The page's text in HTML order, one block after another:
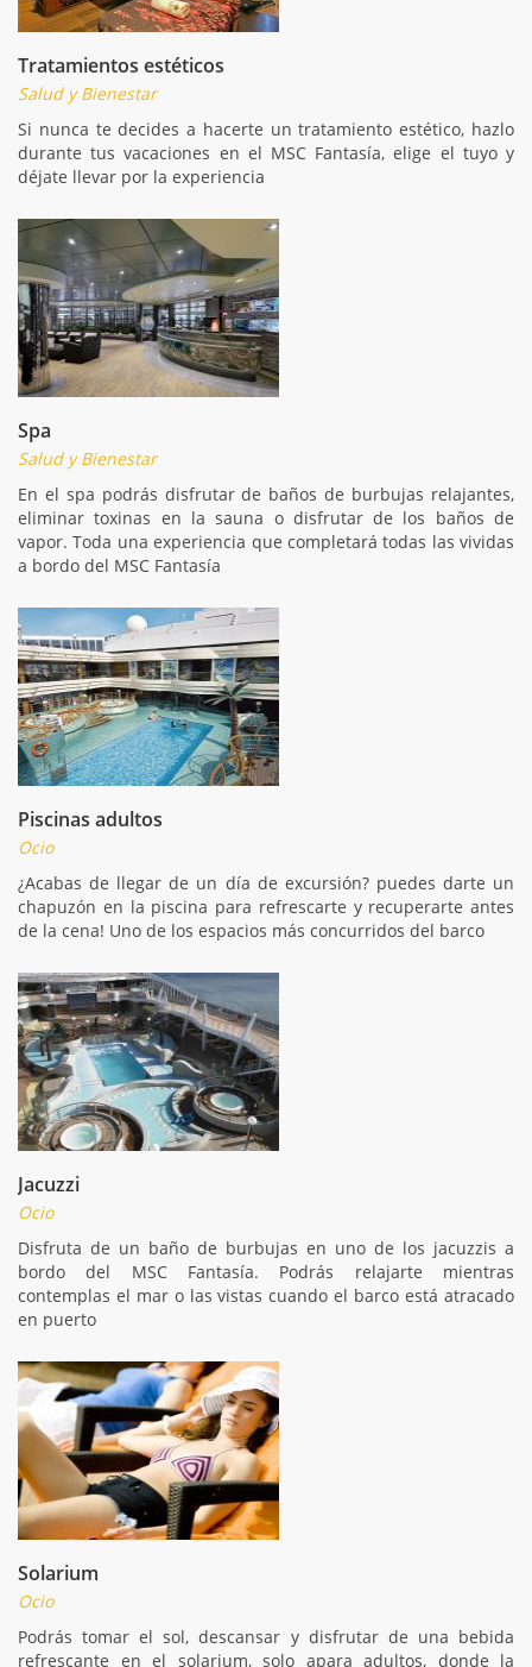
Tratamientos estéticos
Salud y Bienestar
Si nunca te decides a hacerte un tratamiento estético, hazlo
durante tus vacaciones en el MSC Fantasía, elige el tuyo y
déjate llevar por la experiencia
Spa
Salud y Bienestar
En el spa podrás disfrutar de baños de burbujas relajantes,
eliminar toxinas en la sauna o disfrutar de los baños de
vapor. Toda una experiencia que completará todas las vividas
a bordo del MSC Fantasía
Piscinas adultos
Ocio
¿Acabas de llegar de un día de excursión? puedes darte un
chapuzón en la piscina para refrescarte y recuperarte antes
de la cena! Uno de los espacios más concurridos del barco
Jacuzzi
Ocio
Disfruta de un baño de burbujas en uno de los jacuzzis a
bordo del MSC Fantasía. Podrás relajarte mientras
contemplas el mar o las vistas cuando el barco está atracado
en puerto
Solarium
Ocio
Podrás tomar el sol, descansar y disfrutar de una bebida
refrescante en el solarium, solo apara adultos, donde la